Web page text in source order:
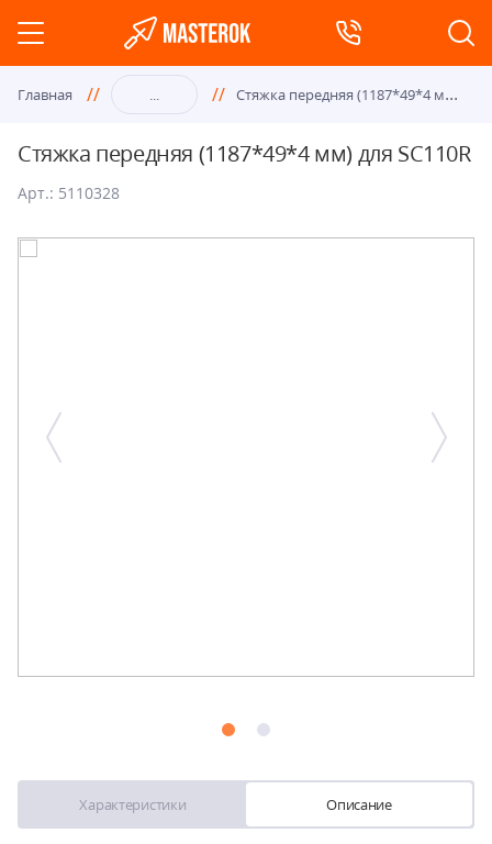
Главная ... Стя
жка передняя (1187*49*4 мм) для SC110R
Стяжка передняя (1187*49*4 мм) для SC110R
Арт.: 5110328
Характеристики Описание